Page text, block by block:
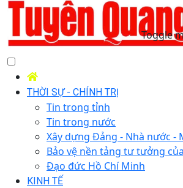
Toggle
THỜI SỰ - CHÍNH TRỊ
Tin trong tỉnh
Tin trong nước
Xây dựng Đảng - Nhà nước -
Bảo vệ nền tảng tư tưởng
Đạo đức Hồ Chí Minh
KINH TẾ